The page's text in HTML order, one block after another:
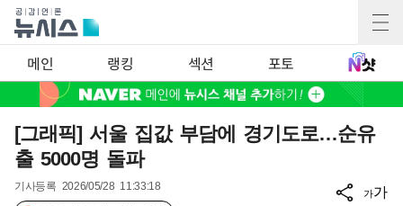
메인 랭킹 섹션 포토
[그래픽] 서울 집값 부담에 경기도로…순유
출 5000명 돌파
기사등록 2026/05/28 11:33:18
가가